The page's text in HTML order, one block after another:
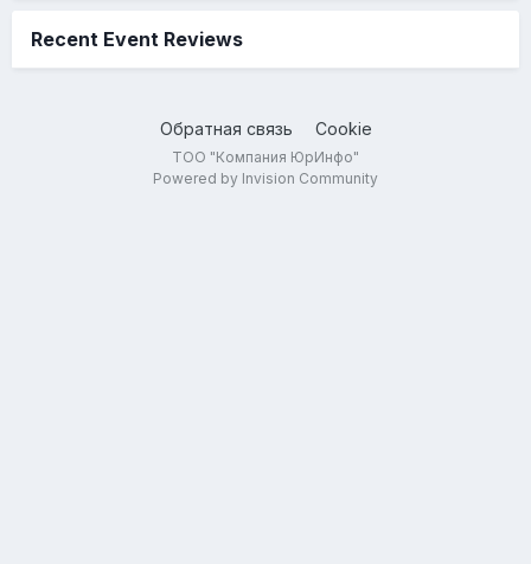
Recent Event Reviews
Обратная связь Cookie
ТОО "Компания ЮрИнфо"
Powered by Invision Community